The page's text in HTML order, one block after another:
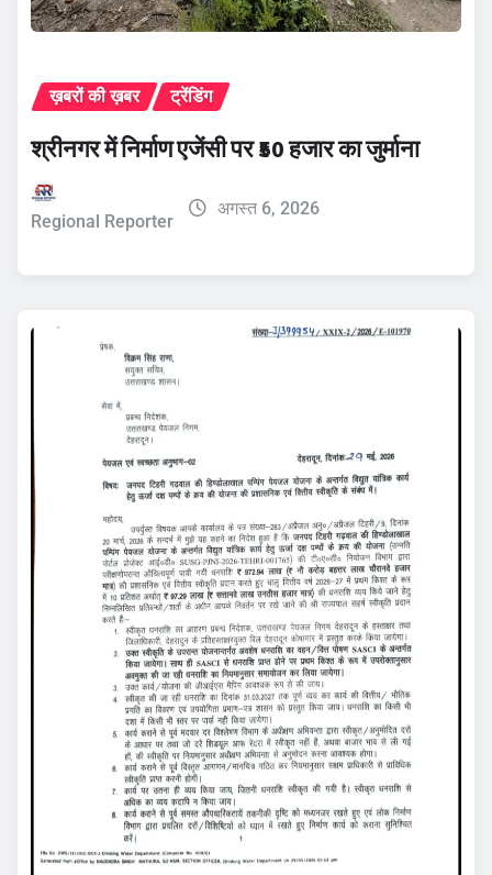
ख़बरों की ख़बर ट्रेंडिंग
श्रीनगर में निर्माण एजेंसी पर ₹50 हजार का जुर्माना
Regional Reporter
अगस्त 6, 2026